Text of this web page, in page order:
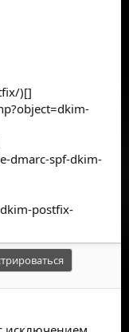
)[]
dmarc-spf-dkim-
postfix-